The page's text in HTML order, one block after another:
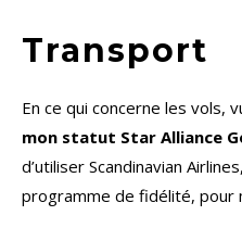
Transport
En ce qui concerne les vols,
mon statut Star Alliance
d’utiliser Scandinavian
programme de fidélité, pour